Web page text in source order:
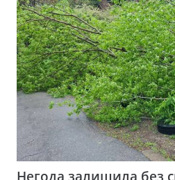
Негода залишила без